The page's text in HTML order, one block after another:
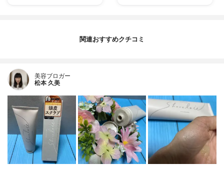
関連おすすめクチコミ
美容ブロガー
松本 久美